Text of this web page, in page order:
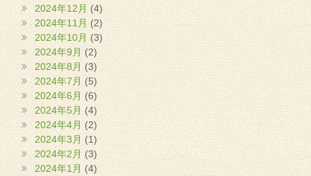
2024年12月 (4)
2024年11月 (2)
2024年10月(3)
2024年9月(2)
2024年8月 (3)
2024年7月 (5)
2024年6月 (6)
2024年5月(4)
2024年4月 (2)
2024年3月 (1)
2024年2月 (3)
2024年1月 (4)